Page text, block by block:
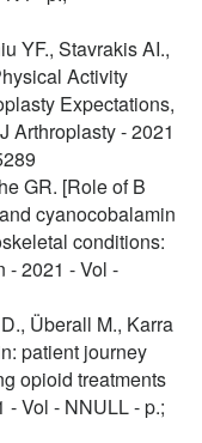
YF., Stavrakis AI.,
Activity
Expectations,
Arthroplasty - 2021
GR. [Role of B
cyanocobalamin
conditions:
- 2021 - Vol -
Überall M., Karra
patient journey
opioid treatments
- Vol - NNULL - p.;